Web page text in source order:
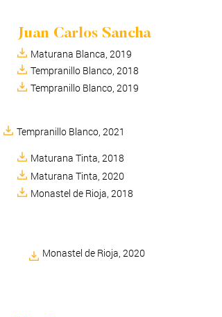
Juan Carlos Sancha
Maturana Blanca, 2019
Tempranillo Blanco, 2018
Tempranillo Blanco, 2019
Tempranillo Blanco, 2021
Maturana Tinta, 2018
Maturana Tinta, 2020
Monastel de Rioja, 2018
Monastel de Rioja, 2020